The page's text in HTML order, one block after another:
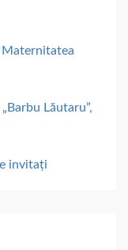
Maternitatea
Lăutaru”,
invitați